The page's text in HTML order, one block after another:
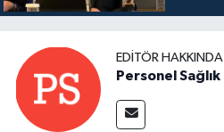
EDITÖR HAKKINDA
Personel Sağlık